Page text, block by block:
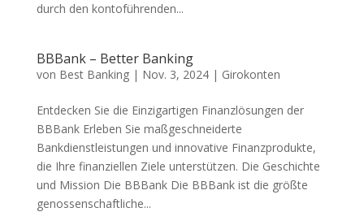
durch den kontoführenden...
BBBank – Better Banking
von Best Banking| Nov. 3, 2024| Girokonten
Entdecken Sie die Einzigartigen Finanzlösungen der
BBBank Erleben Sie maßgeschneiderte
Bankdienstleistungen und innovative Finanzprodukte,
die Ihre finanziellen Ziele unterstützen. Die Geschichte
und Mission Die BBBank Die BBBank ist die größte
genossenschaftliche...